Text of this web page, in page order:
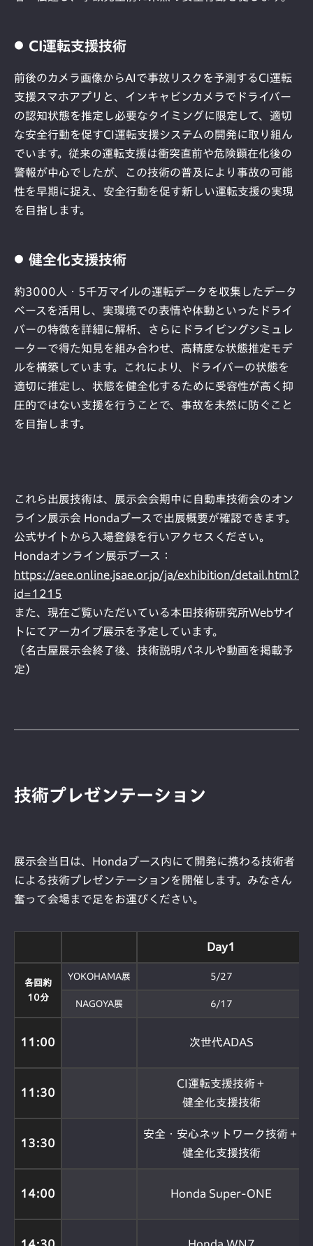
CI運転支援技術
前後のカメラ画像からAIで事故リスクを予測するCI運転
支援スマホアプリと、インキャビンカメラでドライバー
の認知状態を推定し必要なタイミングに限定して、適切
な安全行動を促すCI運転支援システムの開発に取り組ん
でいます。従来の運転支援は衝突直前や危険顕在化後の
警報が中心でしたが、この技術の普及により事故の可能
性を早期に捉え、安全行動を促す新しい運転支援の実現
を目指します。
健全化支援技術
約3000人・5千万マイルの運転データを収集したデータ
ベースを活用し、実環境での表情や体動といったドライ
バーの特徴を詳細に解析、さらにドライビングシミュレ
ーターで得た知見を組み合わせ、高精度な状態推定モデ
ルを構築しています。これにより、ドライバーの状態を
適切に推定し、状態を健全化するために受容性が高く抑
圧的ではない支援を行うことで、事故を未然に防ぐこと
を目指します。
これら出展技術は、展示会会期中に自動車技術会のオン
ライン展示会 Hondaブースで出展概要が確認できます。
公式サイトから入場登録を行いアクセスください。
Hondaオンライン展示ブース：
https://aee.online.jsae.or.jp/ja/exhibition/detail.html?
id=1215
また、現在ご覧いただいている本田技術研究所Webサイ
トにてアーカイブ展示を予定しています。
（名古屋展示会終了後、技術説明パネルや動画を掲載予
定）
技術プレゼンテーション
展示会当日は、Hondaブース内にて開発に携わる技術者
による技術プレゼンテーションを開催します。みなさん
奮って会場まで足をお運びください。
Day1
各回約
10分
YOKOHAMA展 5/27
NAGOYA展 6/17
11:00 次世代ADAS
11:30
CI運転支援技術＋
健全化支援技術
13:30
安全・安心ネットワーク技術＋
健全化支援技術
14:00 Honda Super-ONE
14:30 Honda WN7